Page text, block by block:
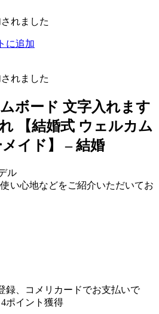
れました
れました
ボード 文字入れます
【結婚式 ウェルカム
イド】 – 結婚
ル
い心地などをご紹介いただいてお
録、コメリカードでお支払いで
4ポイント獲得